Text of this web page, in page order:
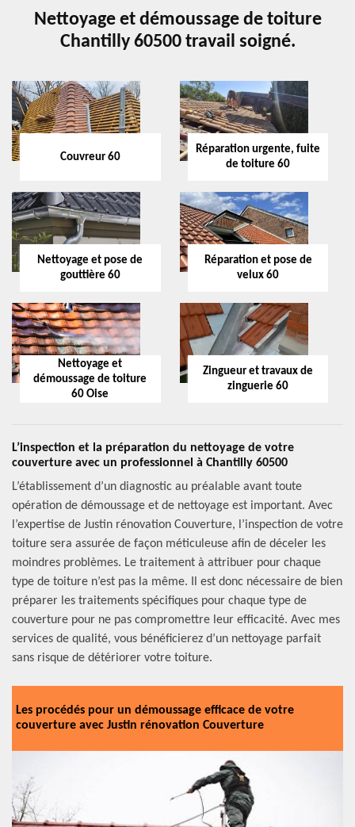
Nettoyage et démoussage de toiture
Chantilly 60500 travail soigné.
Couvreur 60
Réparation urgente, fuite
de toiture 60
Nettoyage et pose de
gouttière 60
Réparation et pose de
velux 60
Nettoyage et
démoussage de toiture
60 Oise
Zingueur et travaux de
zinguerie 60
L’inspection et la préparation du nettoyage de votre
couverture avec un professionnel à Chantilly 60500
L’établissement d’un diagnostic au préalable avant toute
opération de démoussage et de nettoyage est important. Avec
l’expertise de Justin rénovation Couverture, l’inspection de votre
toiture sera assurée de façon méticuleuse afin de déceler les
moindres problèmes. Le traitement à attribuer pour chaque
type de toiture n’est pas la même. Il est donc nécessaire de bien
préparer les traitements spécifiques pour chaque type de
couverture pour ne pas compromettre leur efficacité. Avec mes
services de qualité, vous bénéficierez d’un nettoyage parfait
sans risque de détériorer votre toiture.
Les procédés pour un démoussage efficace de votre
couverture avec Justin rénovation Couverture